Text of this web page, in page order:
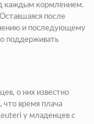
каждым кормлением.
после
и последующему
поддерживать
о них известно
что время плача
у младенцев с